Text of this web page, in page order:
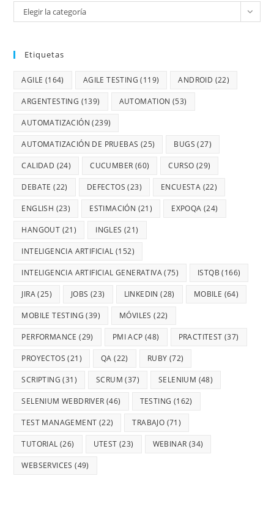
Elegir la categoría
Etiquetas
AGILE (164) AGILE TESTING (119) ANDROID (22)
ARGENTESTING (139) AUTOMATION (53)
AUTOMATIZACIÓN (239)
AUTOMATIZACIÓN DE PRUEBAS (25) BUGS (27)
CALIDAD (24) CUCUMBER (60) CURSO (29)
DEBATE (22) DEFECTOS (23) ENCUESTA (22)
ENGLISH (23) ESTIMACIÓN (21) EXPOQA (24)
HANGOUT (21) INGLES (21)
INTELIGENCIA ARTIFICIAL (152)
INTELIGENCIA ARTIFICIAL GENERATIVA(75) ISTQB (166)
JIRA(25) JOBS (23) LINKEDIN (28) MOBILE (64)
MOBILE TESTING (39) MÓVILES (22)
PERFORMANCE (29) PMI ACP (48) PRACTITEST (37)
PROYECTOS (21) QA (22) RUBY (72)
SCRIPTING (31) SCRUM (37) SELENIUM (48)
SELENIUM WEBDRIVER (46) TESTING (162)
TEST MANAGEMENT (22) TRABAJO (71)
TUTORIAL (26) UTEST (23) WEBINAR (34)
WEBSERVICES (49)